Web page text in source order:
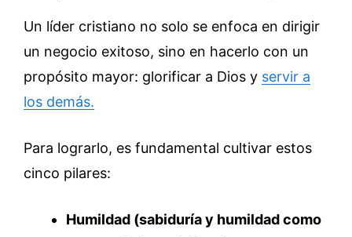
Un líder cristiano no solo se enfoca en dirigir
un negocio exitoso, sino en hacerlo con un
propósito mayor: glorificar a Dios y servir a
los demás.
Para lograrlo, es fundamental cultivar estos
cinco pilares:
Humildad (sabiduría y humildad como